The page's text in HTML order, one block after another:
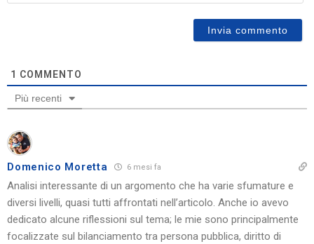
1 COMMENTO
Più recenti
Domenico Moretta 6 mesi fa
Analisi interessante di un argomento che ha varie sfumature e
diversi livelli, quasi tutti affrontati nell’articolo. Anche io avevo
dedicato alcune riflessioni sul tema; le mie sono principalmente
focalizzate sul bilanciamento tra persona pubblica, diritto di